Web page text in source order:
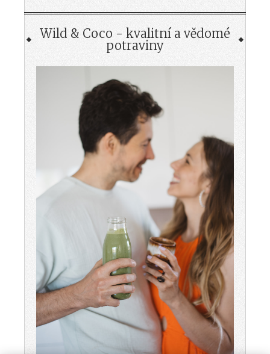
Wild & Coco - kvalitní a vědomé
potraviny